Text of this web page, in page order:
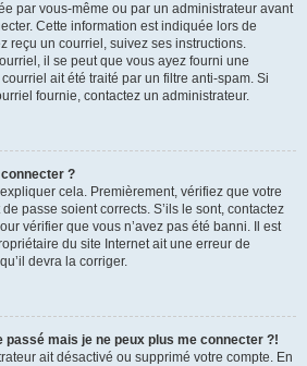
par vous-même ou par un administrateur avant
Cette information est indiquée lors de
reçu un courriel, suivez ses instructions.
il se peut que vous ayez fourni une
ait été traité par un filtre anti-spam. Si
fournie, contactez un administrateur.
?
cela. Premièrement, vérifiez que votre
passe soient corrects. S’ils le sont, contactez
vérifier que vous n’avez pas été banni. Il est
du site Internet ait une erreur de
devra la corriger.
mais je ne peux plus me connecter ?!
ait désactivé ou supprimé votre compte. En